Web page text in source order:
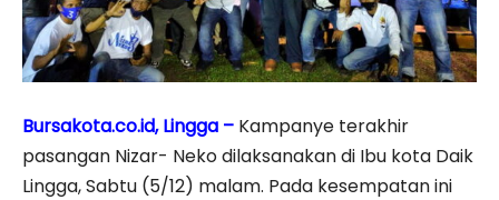
Bursakota.co.id, Lingga – Kampanye terakhir
pasangan Nizar- Neko dilaksanakan di Ibu kota Daik
Lingga, Sabtu (5/12) malam. Pada kesempatan ini